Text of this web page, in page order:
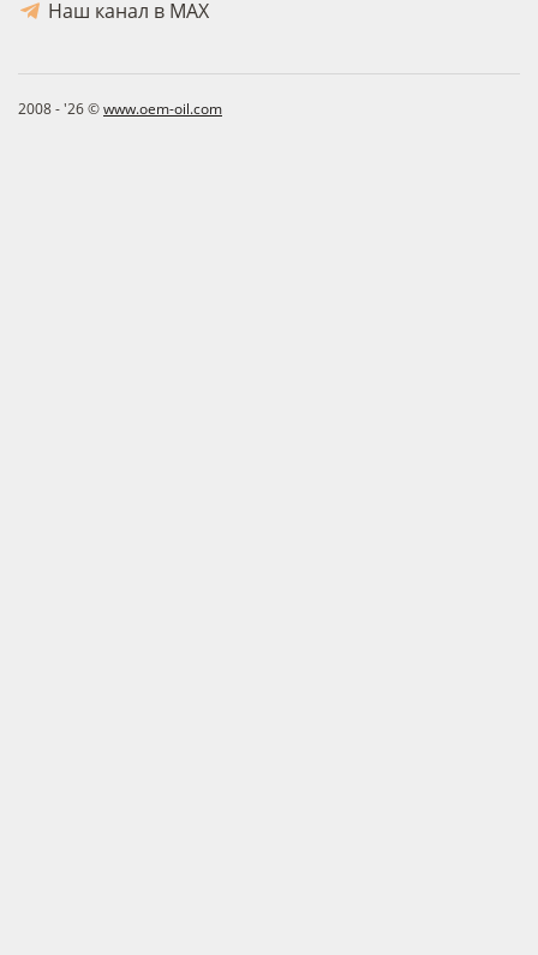
Наш канал в MAX
2008 - '26 ©www.oem-oil.com